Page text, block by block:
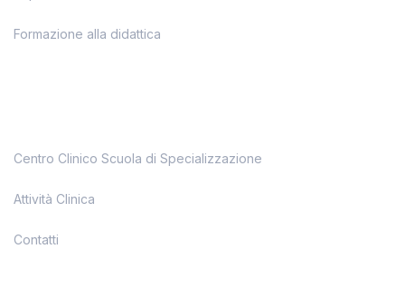
Formazione alla didattica
Centro Clinico Scuola di Specializzazione
Attività Clinica
Contatti